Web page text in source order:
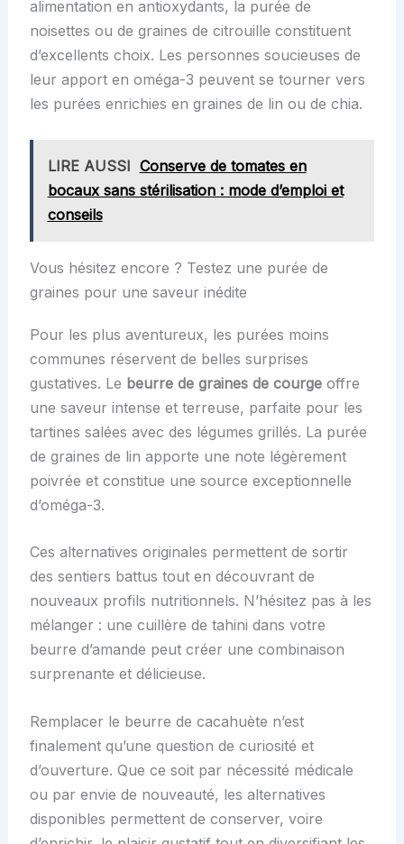
alimentation en antioxydants, la purée de
noisettes ou de graines de citrouille constituent
d’excellents choix. Les personnes soucieuses de
leur apport en oméga-3 peuvent se tourner vers
les purées enrichies en graines de lin ou de chia.
LIRE AUSSI Conserve de tomates en
bocaux sans stérilisation : mode d’emploi et
conseils
Vous hésitez encore ? Testez une purée de
graines pour une saveur inédite
Pour les plus aventureux, les purées moins
communes réservent de belles surprises
gustatives. Le beurre de graines de courgeoffre
une saveur intense et terreuse, parfaite pour les
tartines salées avec des légumes grillés. La purée
de graines de lin apporte une note légèrement
poivrée et constitue une source exceptionnelle
d’oméga-3.
Ces alternatives originales permettent de sortir
des sentiers battus tout en découvrant de
nouveaux profils nutritionnels. N’hésitez pas à les
mélanger : une cuillère de tahini dans votre
beurre d’amande peut créer une combinaison
surprenante et délicieuse.
Remplacer le beurre de cacahuète n’est
finalement qu’une question de curiosité et
d’ouverture. Que ce soit par nécessité médicale
ou par envie de nouveauté, les alternatives
disponibles permettent de conserver, voire